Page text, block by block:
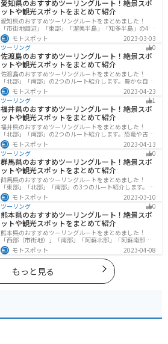
愛知県のおすすめツーリングルート！絶景スポ
ットや観光スポットをまとめて紹介
愛知県のおすすめツーリングルートをまとめました！
「市街地周辺」「東部」「渥美半島」「知多半島」の4つ
のルート紹介します。名古屋周辺の栄えたスポットから
山、海、美術館なども多数あり、自然・歴史・文化を満
喫するツーリングができます。バイクで愛知県にツーリ
ングに行く際は参考にしてください。
モトスポット
2023-03-03
ツーリング
0
佐渡島のおすすめツーリングルート！絶景スポ
ットや観光スポットをまとめて紹介
佐渡島のおすすめツーリングルートをまとめました！
「北部」「南部」の2つのルート紹介します。豊かな自然
と歴史的なスポット、トキなどの貴重な動物を見られる
スポットが多数あります。バイクで佐渡島にツーリング
に行く際は参考にしてください。
モトスポット
2023-04-23
ツーリング
1
福井県のおすすめツーリングルート！絶景スポ
ットや観光スポットをまとめて紹介
福井県のおすすめツーリングルートをまとめました！
「北部」「南部」の2つのルート紹介します。恐竜や古代
遺跡、温泉地など魅力に溢れるスポットが多数ありま
す。バイクで福井県にツーリングに行く際は参考にして
ください。
モトスポット
2023-04-13
ツーリング
0
群馬県のおすすめツーリングルート！絶景スポ
ットや観光スポットをまとめて紹介
群馬県のおすすめツーリングルートをまとめました！
「東部」「北部」「南部」の3つのルート紹介します。草
津温泉や伊香保温泉など全国でも有名な温泉や豊かな自
然を満喫するツーリングができます。バイクで群馬県に
ツーリングに行く際は参考にしてください。
モトスポット
2023-03-10
ツーリング
0
熊本県のおすすめツーリングルート！絶景スポ
ットや観光スポットをまとめて紹介
熊本県のおすすめツーリングルートをまとめました！
「西部（市街地）」「南部」「阿蘇北部」「阿蘇南部」
の4つのルート紹介します。阿蘇山や天草諸島をはじめと
した豊かな自然や、熊本城や水前寺成趣園など歴史ある
観光スポットが多数あり、様々な楽しみ方ができます。
バイクで熊本県にツーリングに行く際は参考にしてくだ
さい。
モトスポット 2023-04-08
もっと見る